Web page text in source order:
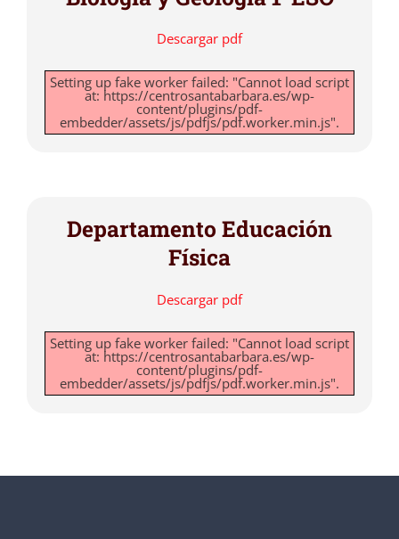
Descargar pdf
Setting up fake worker failed: "Cannot load script
at: https://centrosantabarbara.es/wp-
content/plugins/pdf-
embedder/assets/js/pdfjs/pdf.worker.min.js".
Departamento Educación
Física
Descargar pdf
Setting up fake worker failed: "Cannot load script
at: https://centrosantabarbara.es/wp-
content/plugins/pdf-
embedder/assets/js/pdfjs/pdf.worker.min.js".